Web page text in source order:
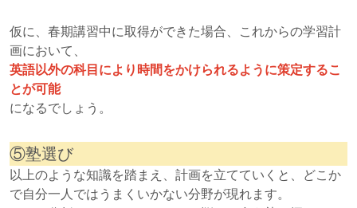
仮に、春期講習中に取得ができた場合、これからの学習計
画において、
英語以外の科目により時間をかけられるように策定するこ
とが可能
になるでしょう。
⑤塾選び
以上のような知識を踏まえ、計画を立てていくと、どこか
で自分一人ではうまくいかない分野が現れます。